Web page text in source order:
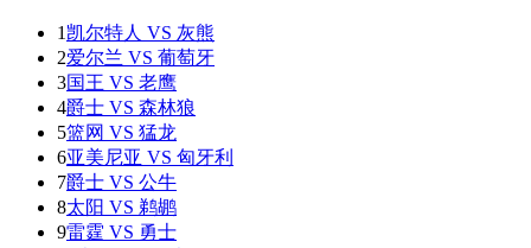
1凯尔特人 VS 灰熊
2爱尔兰 VS 葡萄牙
3国王 VS 老鹰
4爵士 VS 森林狼
5篮网 VS 猛龙
6亚美尼亚 VS 匈牙利
7爵士 VS 公牛
8太阳 VS 鹈鹕
9雷霆 VS 勇士